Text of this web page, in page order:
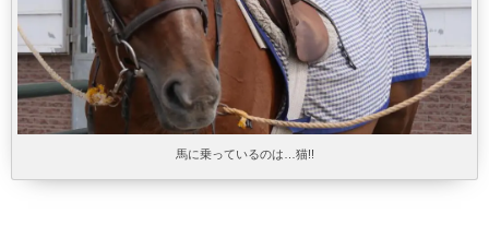
馬に乗っているのは…猫!!